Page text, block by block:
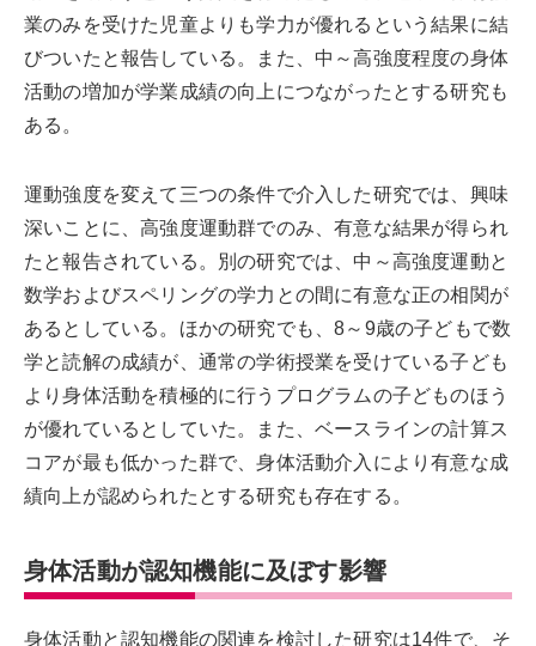
業のみを受けた児童よりも学力が優れるという結果に結
びついたと報告している。また、中～高強度程度の身体
活動の増加が学業成績の向上につながったとする研究も
ある。
運動強度を変えて三つの条件で介入した研究では、興味
深いことに、高強度運動群でのみ、有意な結果が得られ
たと報告されている。別の研究では、中～高強度運動と
数学およびスペリングの学力との間に有意な正の相関が
あるとしている。ほかの研究でも、8～9歳の子どもで数
学と読解の成績が、通常の学術授業を受けている子ども
より身体活動を積極的に行うプログラムの子どものほう
が優れているとしていた。また、ベースラインの計算ス
コアが最も低かった群で、身体活動介入により有意な成
績向上が認められたとする研究も存在する。
身体活動が認知機能に及ぼす影響
身体活動と認知機能の関連を検討した研究は14件で、そ